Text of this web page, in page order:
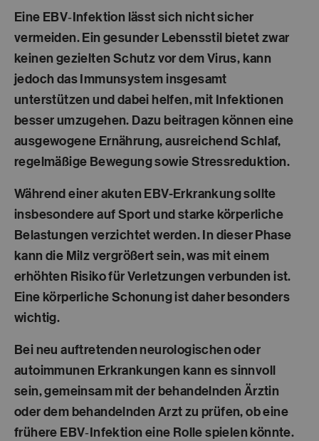
Eine EBV‑Infektion lässt sich nicht sicher
vermeiden. Ein gesunder Lebensstil bietet zwar
keinen gezielten Schutz vor dem Virus, kann
jedoch das Immunsystem insgesamt
unterstützen und dabei helfen, mit Infektionen
besser umzugehen. Dazu beitragen können eine
ausgewogene Ernährung, ausreichend Schlaf,
regelmäßige Bewegung sowie Stressreduktion.
Während einer akuten EBV-Erkrankung sollte
insbesondere auf Sport und starke körperliche
Belastungen verzichtet werden. In dieser Phase
kann die Milz vergrößert sein, was mit einem
erhöhten Risiko für Verletzungen verbunden ist.
Eine körperliche Schonung ist daher besonders
wichtig.
Bei neu auftretenden neurologischen oder
autoimmunen Erkrankungen kann es sinnvoll
sein, gemeinsam mit der behandelnden Ärztin
oder dem behandelnden Arzt zu prüfen, ob eine
frühere EBV‑Infektion eine Rolle spielen könnte.